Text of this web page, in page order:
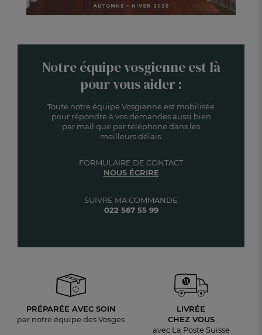
Notre équipe vosgienne est là
pour vous aider :
Toute notre équipe Vosgienne est mobilisée
pour répondre à vos demandes aussi bien
par mail que par téléphone dans les
meilleurs délais.
SUIVRE MA COMMANDE
022 567 55 99
FORMULAIRE DE CONTACT
NOUS ÉCRIRE
PRÉPARÉE AVEC SOIN
par notre équipe des Vosges
LIVRÉE
CHEZ VOUS
avec La Poste Suisse